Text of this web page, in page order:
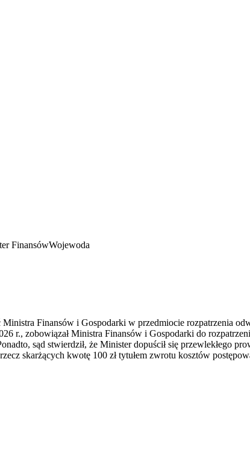
FinansówWojewoda
Finansów i Gospodarki w przedmiocie rozpatrzenia
r., zobowiązał Ministra Finansów i Gospodarki do
sąd stwierdził, że Minister dopuścił się przewlekłego
skarżących kwotę 100 zł tytułem zwrotu kosztów